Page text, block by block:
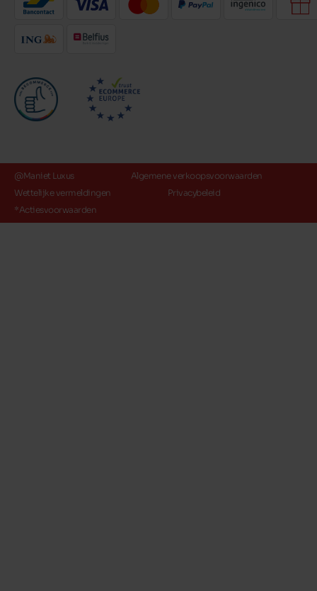
@Maniet Luxus
Algemene verkoopsvoorwaarden
Wettelijke vermeldingen
Privacybeleid
*Actiesvoorwaarden